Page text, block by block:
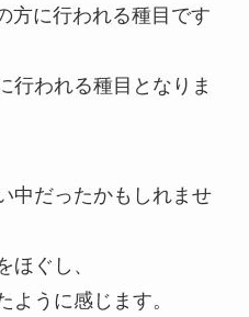
方に行われる種目です
行われる種目となりま
中だったかもしれませ
ほぐし、
ように感じます。